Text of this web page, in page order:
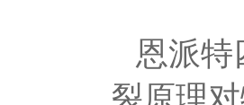
恩派特
裂原理